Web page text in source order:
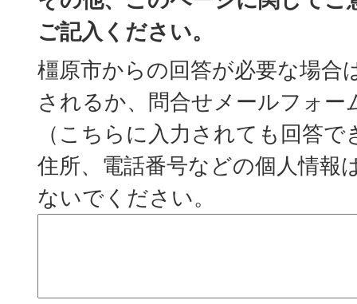
ご記入ください。
橿原市からの回答が必要な場合
されるか、問合せメールフォー
（こちらに入力されても回答
住所、電話番号などの個人情報
ないでください。